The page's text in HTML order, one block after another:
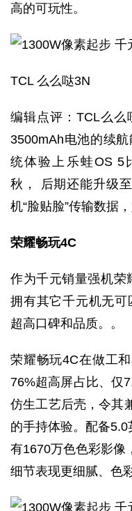
高的可玩性。
TCL 么么哒3N
编辑点评：TCL么么
3500mAh电池的续
统体验上乐蛙OS 5
秋， 后期还能升级
机“脸贴脸”传输数据
荣耀畅玩4C
作为千元销量强机荣
拥有其它千元机无
超高口碑和品质。。
荣耀畅玩4C在做工
76%超高屏占比、仅
仿生工艺后壳，令其
的手持体验。配备
有1670万色色彩影像
细节表现更细腻、色